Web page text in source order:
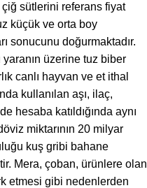
çiğ sütlerini referans fiyat
küçük ve orta boy
sonucunu doğurmaktadır.
yaranın üzerine tuz biber
canlı hayvan ve et ithal
kullanılan aşı, ilaç,
katıldığında aynı
miktarının 20 milyar
kuş gribi bahane
Mera, çoban, ürünlere olan
etmesi gibi nedenlerden